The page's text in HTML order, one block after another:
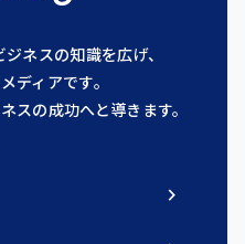
ネスの知識を広げ、
ディアです。
スの成功へと導きます。
chevron_right